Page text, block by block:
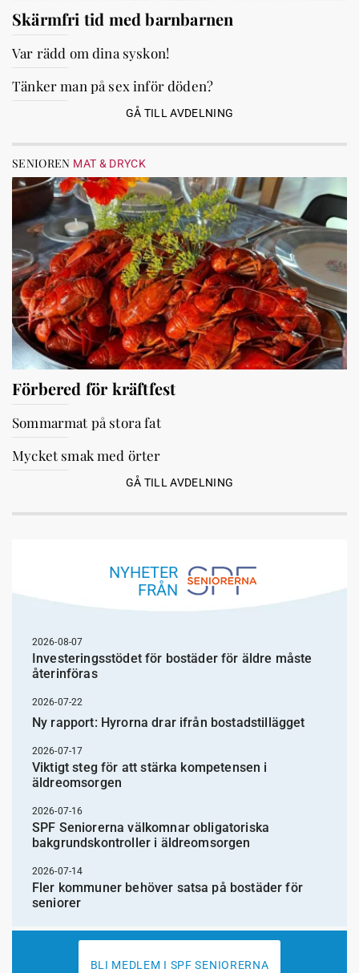
Skärmfri tid med barnbarnen
Var rädd om dina syskon!
Tänker man på sex inför döden?
GÅ TILL AVDELNING
SENIOREN MAT & DRYCK
Förbered för kräftfest
Sommarmat på stora fat
Mycket smak med örter
GÅ TILL AVDELNING
NYHETER
FRÅN
2026-08-07
Investeringsstödet för bostäder för äldre måste
återinföras
2026-07-22
Ny rapport: Hyrorna drar ifrån bostadstillägget
2026-07-17
Viktigt steg för att stärka kompetensen i
äldreomsorgen
2026-07-16
SPF Seniorerna välkomnar obligatoriska
bakgrundskontroller i äldreomsorgen
2026-07-14
Fler kommuner behöver satsa på bostäder för
seniorer
BLI MEDLEM I SPF SENIORERNA